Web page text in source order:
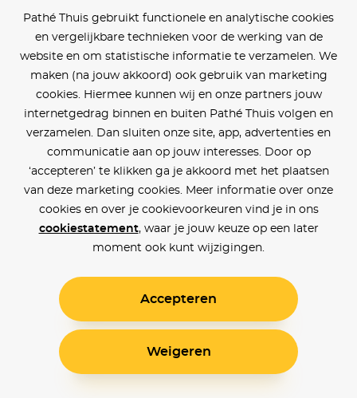
Pathé Thuis gebruikt functionele en analytische cookies
en vergelijkbare technieken voor de werking van de
website en om statistische informatie te verzamelen. We
maken (na jouw akkoord) ook gebruik van marketing
cookies. Hiermee kunnen wij en onze partners jouw
internetgedrag binnen en buiten Pathé Thuis volgen en
verzamelen. Dan sluiten onze site, app, advertenties en
communicatie aan op jouw interesses. Door op
‘accepteren’ te klikken ga je akkoord met het plaatsen
van deze marketing cookies. Meer informatie over onze
cookies en over je cookievoorkeuren vind je in ons
cookiestatement, waar je jouw keuze op een later
moment ook kunt wijzigingen.
Accepteren
Weigeren